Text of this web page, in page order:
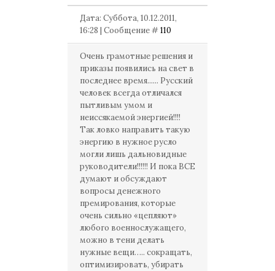
Дата: Суббота, 10.12.2011,
16:28 | Сообщение #110
Очень грамотные решения и
приказы появились на свет в
последнее время...... Русский
человек всегда отличался
пытливым умом и
неиссякаемой энергией!!!!
Так ловко направить такую
энергию в нужное русло
могли лишь дальновидные
руководители!!!!!! И пока ВСЕ
думают и обсуждают
вопросы денежного
премирования, которые
очень сильно «цепляют»
любого военнослужащего,
можно в тени делать
нужные вещи….. сокращать,
оптимизировать, убирать